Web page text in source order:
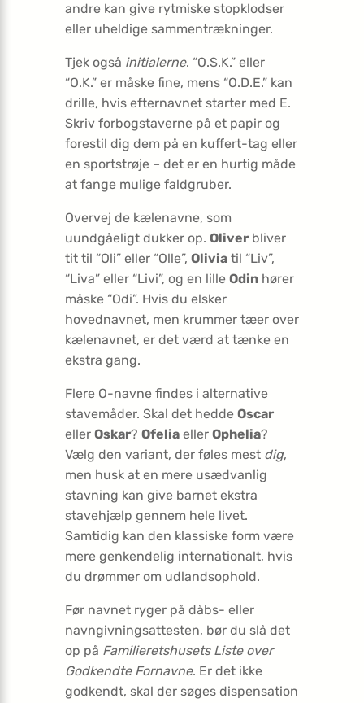
andre kan give rytmiske stopklodser
eller uheldige sammentrækninger.
Tjek også initialerne. “O.S.K.” eller
“O.K.” er måske fine, mens “O.D.E.” kan
drille, hvis efternavnet starter med E.
Skriv forbogstaverne på et papir og
forestil dig dem på en kuffert-tag eller
en sportstrøje – det er en hurtig måde
at fange mulige faldgruber.
Overvej de kælenavne, som
uundgåeligt dukker op. Oliver bliver
tit til “Oli” eller “Olle”, Olivia til “Liv”,
“Liva” eller “Livi”, og en lille Odin hører
måske “Odi”. Hvis du elsker
hovednavnet, men krummer tæer over
kælenavnet, er det værd at tænke en
ekstra gang.
Flere O-navne findes i alternative
stavemåder. Skal det hedde Oscar
eller Oskar? Ofelia eller Ophelia?
Vælg den variant, der føles mest dig,
men husk at en mere usædvanlig
stavning kan give barnet ekstra
stavehjælp gennem hele livet.
Samtidig kan den klassiske form være
mere genkendelig internationalt, hvis
du drømmer om udlandsophold.
Før navnet ryger på dåbs- eller
navngivningsattesten, bør du slå det
op på Familieretshusets Liste over
Godkendte Fornavne. Er det ikke
godkendt, skal der søges dispensation